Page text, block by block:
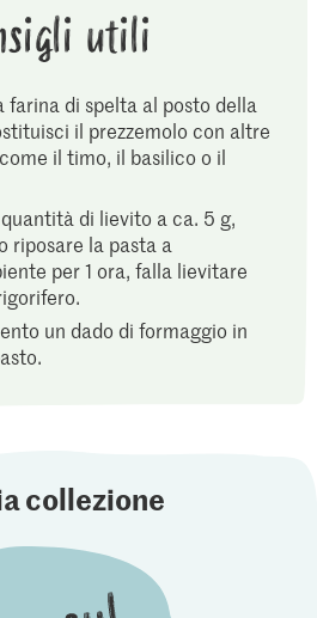
utili
farina di spelta al posto della
il prezzemolo con altre
il timo, il basilico o il
di lievito a ca. 5 g,
riposare la pasta a
per 1 ora, falla lievitare
un dado di formaggio in
collezione